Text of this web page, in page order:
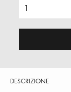
DESCRIZIONE